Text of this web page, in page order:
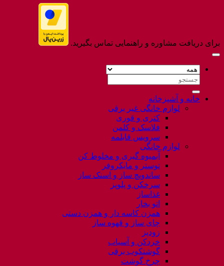
برای دریافت مشاوره و راهنمایی تماس بگیرید.
جستجو
خانه و آشپزخانه
لوازم خانگی غیر برقی
کتری و قوری
فلاسک و کلمن
سرویس قابلمه
لوازم خانگی
آبمیوه گیری و مخلوط کن
توستر و مایکروفر
ساندویچ ساز و اسنک ساز
سرخکن و پلوپز
غذاساز
اتو بخار
همزن کاسه دار و همزن دستی
چای ساز و قهوه ساز
زودپز
خردکن و آسیاب
گوشتکوب برقی
چرخ گوشت